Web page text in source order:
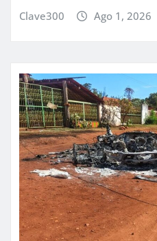
Clave300 Ago 1, 2026